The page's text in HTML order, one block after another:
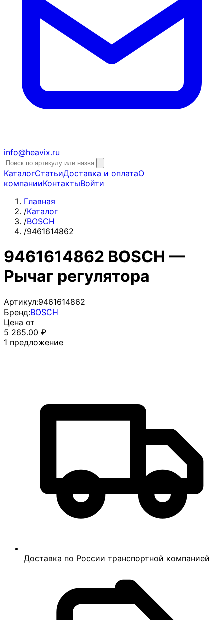
info@heavix.ru
КаталогСтатьиДоставка и оплатаО
компанииКонтактыВойти
Главная
/Каталог
/BOSCH
/9461614862
9461614862 BOSCH —
Рычаг регулятора
Артикул:9461614862
Бренд:BOSCH
Цена от
5 265.00 ₽
1 предложение
Доставка по России транспортной компанией